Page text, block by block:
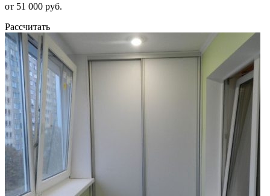
от 51 000 руб.
Рассчитать